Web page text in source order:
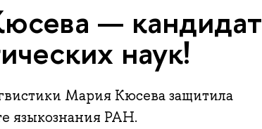
— кандидат
наук!
Мария Кюсева защитила
языкознания РАН.